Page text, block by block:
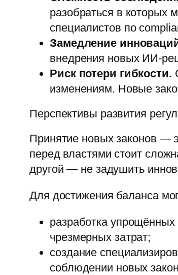
разобраться в которых
специалистов по
Замедление
внедрения новых ИИ-
Риск потери гибкости.
изменениям. Новые
Перспективы развития
Принятие новых законов —
перед властями стоит
другой — не задушить
Для достижения баланса
разработка
чрезмерных затрат;
создание
соблюдении новых